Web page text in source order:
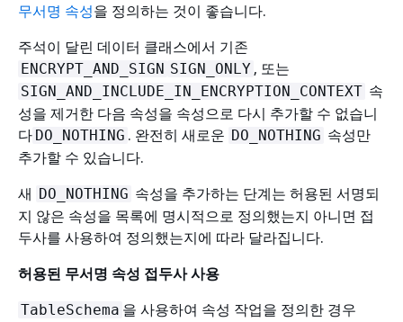
무서명 속성을 정의하는 것이 좋습니다.
주석이 달린 데이터 클래스에서 기존
ENCRYPT_AND_SIGN SIGN_ONLY , 또는
SIGN_AND_INCLUDE_IN_ENCRYPTION_CONTEXT 속
성을 제거한 다음 속성을 속성으로 다시 추가할 수 없습니
다 DO_NOTHING . 완전히 새로운 DO_NOTHING 속성만
추가할 수 있습니다.
새 DO_NOTHING 속성을 추가하는 단계는 허용된 서명되
지 않은 속성을 목록에 명시적으로 정의했는지 아니면 접
두사를 사용하여 정의했는지에 따라 달라집니다.
허용된 무서명 속성 접두사 사용
TableSchema 을 사용하여 속성 작업을 정의한 경우